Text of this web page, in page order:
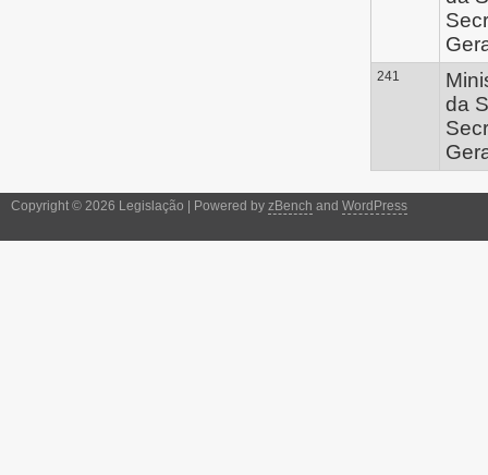
241
da
Copyright © 2026 Legislação | Powered by zBench and WordPress